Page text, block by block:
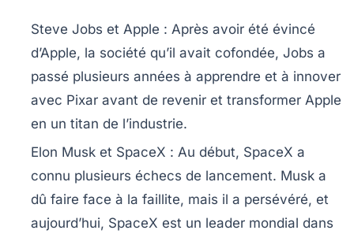
Steve Jobs et Apple : Après avoir été évincé
d’Apple, la société qu’il avait cofondée, Jobs a
passé plusieurs années à apprendre et à innover
avec Pixar avant de revenir et transformer Apple
en un titan de l’industrie.
Elon Musk et SpaceX : Au début, SpaceX a
connu plusieurs échecs de lancement. Musk a
dû faire face à la faillite, mais il a persévéré, et
aujourd’hui, SpaceX est un leader mondial dans